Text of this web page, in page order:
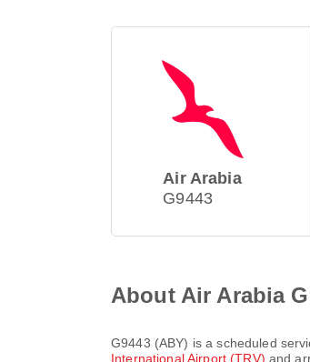
Air Arabia
G9443
About Air Arabia
G9443 (ABY) is a scheduled
International Airport (TRV) and